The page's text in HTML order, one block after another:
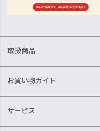
取扱商品
お買い物ガイド
サービス